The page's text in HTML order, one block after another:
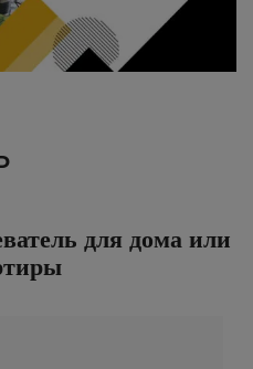
для дома или